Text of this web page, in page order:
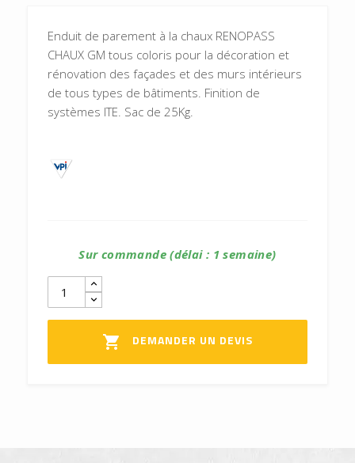
Enduit de parement à la chaux RENOPASS
CHAUX GM tous coloris pour la décoration et
rénovation des façades et des murs intérieurs
de tous types de bâtiments. Finition de
systèmes ITE. Sac de 25Kg.
Sur commande (délai : 1 semaine)
 DEMANDER UN DEVIS